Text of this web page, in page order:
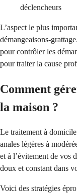
déclencheurs
L’aspect le plus
démangeaisons-
pour contrôler les
pour traiter la cause
Comment
la maison ?
Le traitement à
anales légères à
et à l’évitement de vos
doux et constant dans
Voici des stratégies